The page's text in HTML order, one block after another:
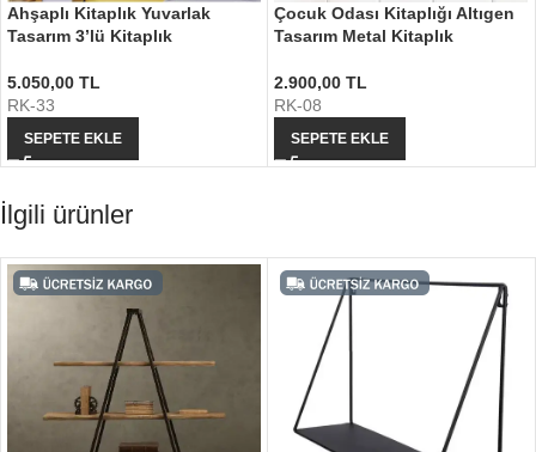
Ahşaplı Kitaplık Yuvarlak
Tasarım 3’lü Kitaplık
5.050,00 TL
RK-33
SEPETE EKLE
Çocuk Odası Kitaplığı Altıgen
Tasarım Metal Kitaplık
2.900,00 TL
RK-08
SEPETE EKLE
İlgili ürünler